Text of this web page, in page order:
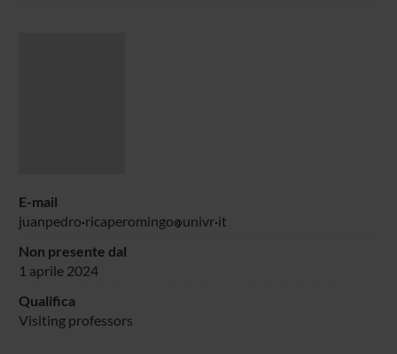
E-mail
juanpedro ricaperomingo univr it
Non presente dal
1 aprile 2024
Qualifica
Visiting professors